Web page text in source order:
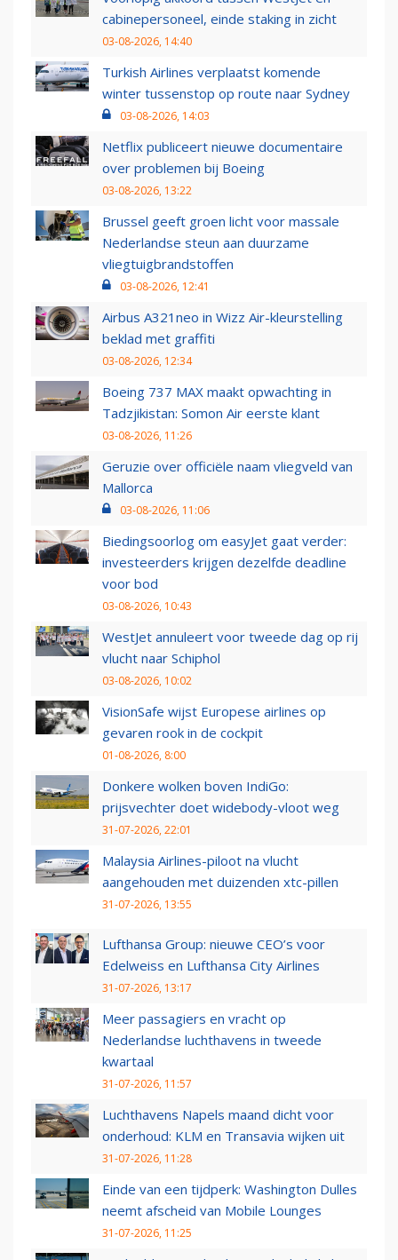
cabinepersoneel, einde staking in zicht
03-08-2026, 14:40
Turkish Airlines verplaatst komende
winter tussenstop op route naar Sydney
03-08-2026, 14:03
Netflix publiceert nieuwe documentaire
over problemen bij Boeing
03-08-2026, 13:22
Brussel geeft groen licht voor massale
Nederlandse steun aan duurzame
vliegtuigbrandstoffen
03-08-2026, 12:41
Airbus A321neo in Wizz Air-kleurstelling
beklad met graffiti
03-08-2026, 12:34
Boeing 737 MAX maakt opwachting in
Tadzjikistan: Somon Air eerste klant
03-08-2026, 11:26
Geruzie over officiële naam vliegveld van
Mallorca
03-08-2026, 11:06
Biedingsoorlog om easyJet gaat verder:
investeerders krijgen dezelfde deadline
voor bod
03-08-2026, 10:43
WestJet annuleert voor tweede dag op rij
vlucht naar Schiphol
03-08-2026, 10:02
VisionSafe wijst Europese airlines op
gevaren rook in de cockpit
01-08-2026, 8:00
Donkere wolken boven IndiGo:
prijsvechter doet widebody-vloot weg
31-07-2026, 22:01
Malaysia Airlines-piloot na vlucht
aangehouden met duizenden xtc-pillen
31-07-2026, 13:55
Lufthansa Group: nieuwe CEO’s voor
Edelweiss en Lufthansa City Airlines
31-07-2026, 13:17
Meer passagiers en vracht op
Nederlandse luchthavens in tweede
kwartaal
31-07-2026, 11:57
Luchthavens Napels maand dicht voor
onderhoud: KLM en Transavia wijken uit
31-07-2026, 11:28
Einde van een tijdperk: Washington Dulles
neemt afscheid van Mobile Lounges
31-07-2026, 11:25